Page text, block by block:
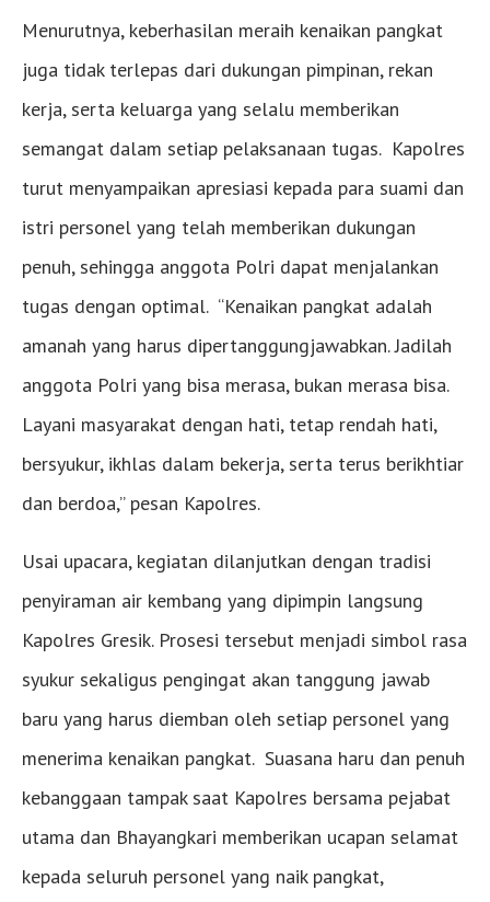
Menurutnya, keberhasilan meraih kenaikan pangkat
juga tidak terlepas dari dukungan pimpinan, rekan
kerja, serta keluarga yang selalu memberikan
semangat dalam setiap pelaksanaan tugas. Kapolres
turut menyampaikan apresiasi kepada para suami dan
istri personel yang telah memberikan dukungan
penuh, sehingga anggota Polri dapat menjalankan
tugas dengan optimal. “Kenaikan pangkat adalah
amanah yang harus dipertanggungjawabkan. Jadilah
anggota Polri yang bisa merasa, bukan merasa bisa.
Layani masyarakat dengan hati, tetap rendah hati,
bersyukur, ikhlas dalam bekerja, serta terus berikhtiar
dan berdoa,” pesan Kapolres.
Usai upacara, kegiatan dilanjutkan dengan tradisi
penyiraman air kembang yang dipimpin langsung
Kapolres Gresik. Prosesi tersebut menjadi simbol rasa
syukur sekaligus pengingat akan tanggung jawab
baru yang harus diemban oleh setiap personel yang
menerima kenaikan pangkat. Suasana haru dan penuh
kebanggaan tampak saat Kapolres bersama pejabat
utama dan Bhayangkari memberikan ucapan selamat
kepada seluruh personel yang naik pangkat,